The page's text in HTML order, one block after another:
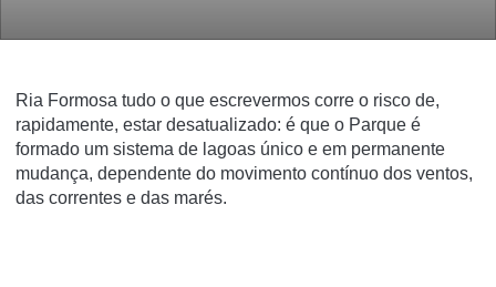
Ria Formosa tudo o que escrevermos corre o risco de,
rapidamente, estar desatualizado: é que o Parque é
formado um sistema de lagoas único e em permanente
mudança, dependente do movimento contínuo dos ventos,
das correntes e das marés.